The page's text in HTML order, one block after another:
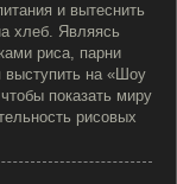
и вытеснить
хлеб. Являясь
риса, парни
выступить на «Шоу
показать миру
рисовых